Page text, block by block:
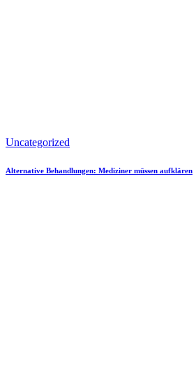
Uncategorized
Alternative Behandlungen: Mediziner müssen aufklären